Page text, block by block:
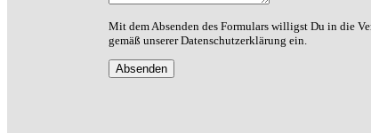
Mit dem Absenden des Formulars willigst Du in die
gemäß unserer Datenschutzerklärung ein.